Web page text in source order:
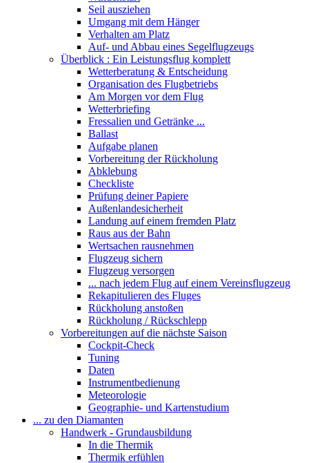
Seil ausziehen
Umgang mit dem Hänger
Verhalten am Platz
Auf- und Abbau eines Segelflugzeugs
Überblick : Ein Leistungsflug komplett
Wetterberatung & Entscheidung
Organisation des Flugbetriebs
Am Morgen vor dem Flug
Wetterbriefing
Fressalien und Getränke ...
Ballast
Aufgabe planen
Vorbereitung der Rückholung
Abklebung
Checkliste
Prüfung deiner Papiere
Außenlandesicherheit
Landung auf einem fremden Platz
Raus aus der Bahn
Wertsachen rausnehmen
Flugzeug sichern
Flugzeug versorgen
... nach jedem Flug auf einem Vereinsflugzeug
Rekapitulieren des Fluges
Rückholung anstoßen
Rückholung / Rückschlepp
Vorbereitungen auf die nächste Saison
Cockpit-Check
Tuning
Daten
Instrumentbedienung
Meteorologie
Geographie- und Kartenstudium
... zu den Diamanten
Handwerk - Grundausbildung
In die Thermik
Thermik erfühlen